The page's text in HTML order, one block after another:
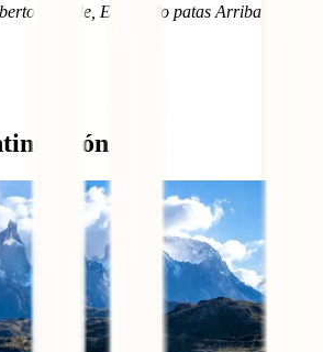
Ruiz de, El Mundo patas Arriba